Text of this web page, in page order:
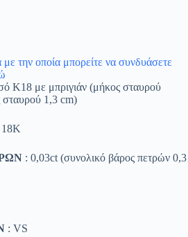
με την οποία μπορείτε να συνδυάσετε
Κ18 με μπριγιάν (μήκος σταυρού
σταυρού 1,3 cm)
: 0,03ct (συνολικό βάρος πετρών 0,3
: VS